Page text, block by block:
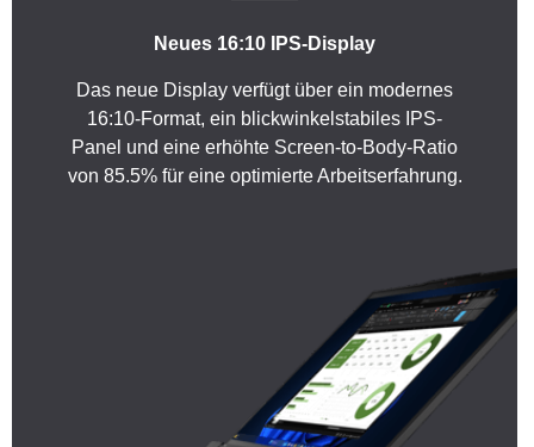
Neues 16:10 IPS-Display
Das neue Display verfügt über ein modernes
16:10-Format, ein blickwinkelstabiles IPS-
Panel und eine erhöhte Screen-to-Body-Ratio
von 85.5% für eine optimierte Arbeitserfahrung.